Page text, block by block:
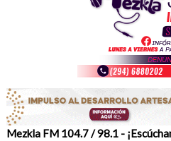
Mezkla FM 104.7 / 98.1 -